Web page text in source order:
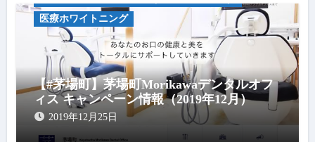
医療ホワイトニング
【#茅場町】茅場町Morikawaデンタルオフ
ィス キャンペーン情報（2019年12月）
2019年12月25日